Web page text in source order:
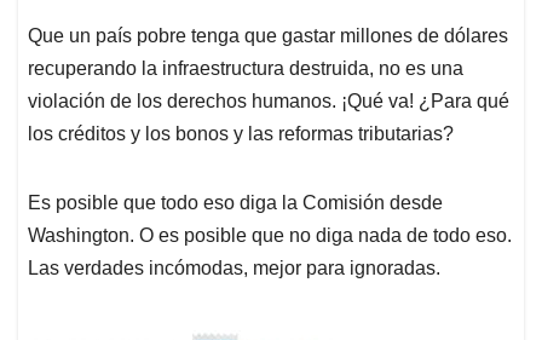
Que un país pobre tenga que gastar millones de dólares
recuperando la infraestructura destruida, no es una
violación de los derechos humanos. ¡Qué va! ¿Para qué
los créditos y los bonos y las reformas tributarias?
Es posible que todo eso diga la Comisión desde
Washington. O es posible que no diga nada de todo eso.
Las verdades incómodas, mejor para ignoradas.